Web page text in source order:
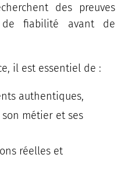
des preuves
fiabilité avant de
il est essentiel de :
authentiques,
métier et ses
réelles et